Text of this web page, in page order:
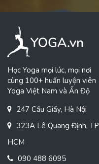
Học Yoga mọi lúc, mọi nơi
cùng 100+ huấn luyện viên
Yoga Việt Nam và Ấn Độ
247 Cầu Giấy, Hà Nội
323A Lê Quang Định, TP
HCM
090 488 6095